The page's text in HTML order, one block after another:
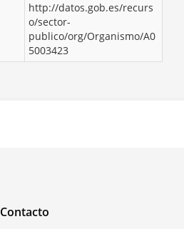
http://datos.gob.es/recurs
o/sector-
publico/org/Organismo/A0
5003423
Contacto